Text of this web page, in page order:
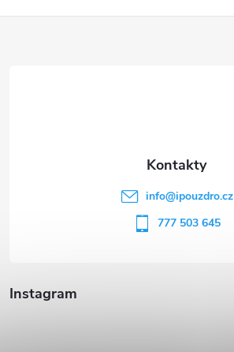
Instagram
info@ipouzdro.cz
777 503 645